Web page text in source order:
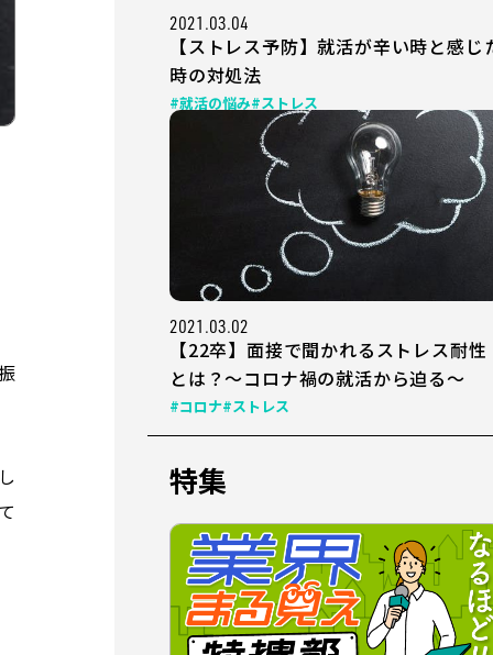
2021.03.04
【ストレス予防】就活が辛い時と感じ
時の対処法
#就活の悩み#ストレス
2021.03.02
【22卒】面接で聞かれるストレス耐性
とは？～コロナ禍の就活から迫る～
#コロナ#ストレス
特集